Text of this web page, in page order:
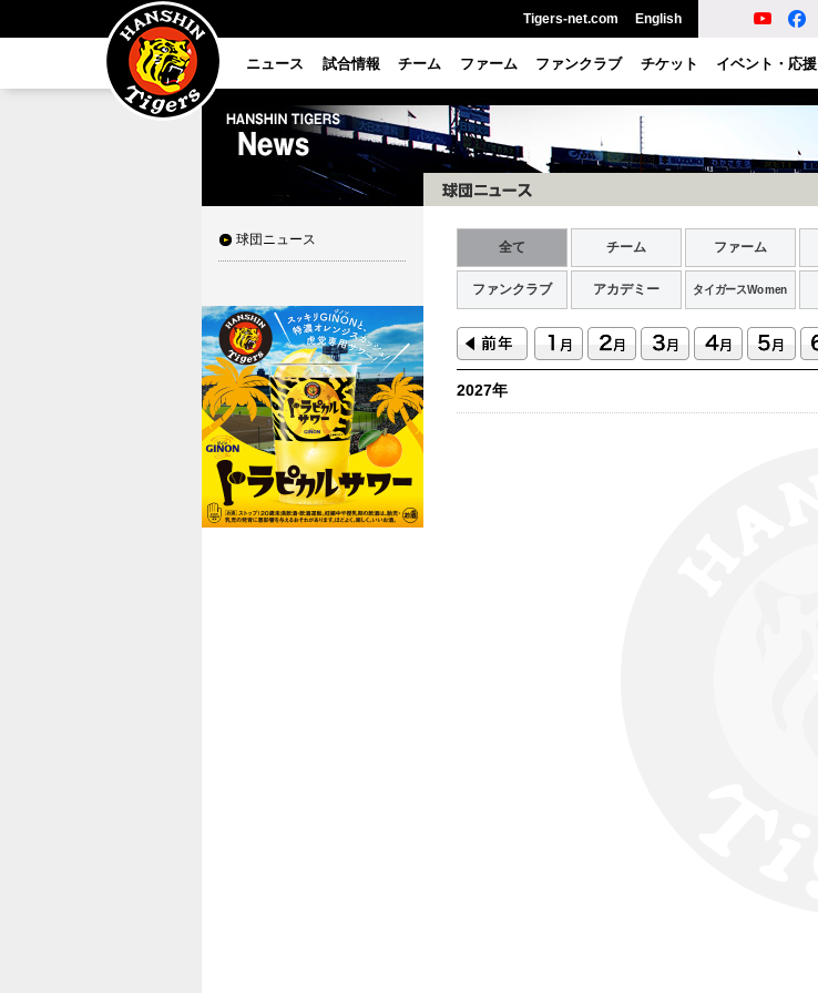
Tigers-net.com English
ニュース 試合情報 チーム ファーム ファンクラブ チケット イベント・応援
球団ニュース 全て チーム ファーム
ファンクラブ アカデミー タイガースWomen
2027年